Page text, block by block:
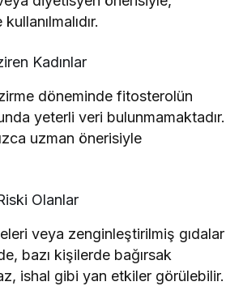
Kadınlar
döneminde fitosterolün
yeterli veri bulunmamaktadır.
uzman önerisiyle
Olanlar
veya zenginleştirilmiş gıdalar
bazı kişilerde bağırsak
ishal gibi yan etkiler görülebilir.